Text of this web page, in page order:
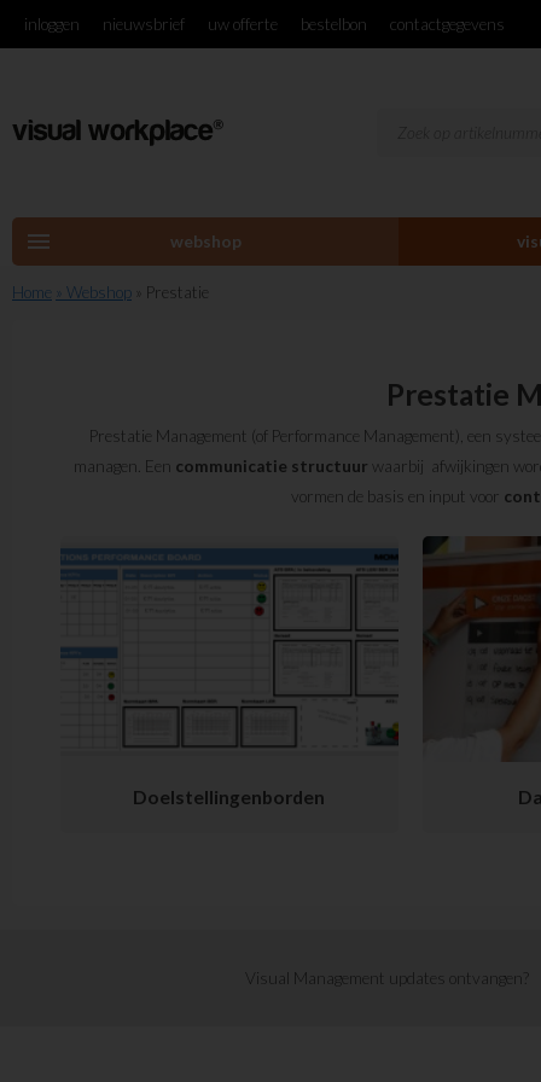
inloggen nieuwsbrief uw offerte bestelbon contactgegevens
menu webshop
Home » Webshop » Prestatie
Prestatie
Prestatie Management (of Performance Management), een
managen. Een communicatie structuur waarbij afwijkingen
vormen de basis en input voor
Doelstellingenborden
Visual Management updates ontvangen?